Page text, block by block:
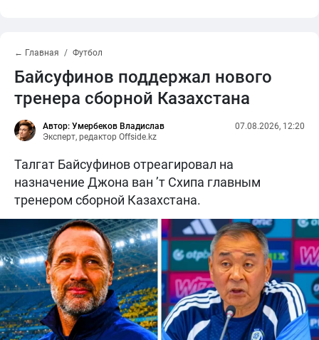
← Главная Футбол
Байсуфинов поддержал нового
тренера сборной Казахстана
Автор: Умербеков Владислав
Эксперт, редактор Offside.kz
07.08.2026, 12:20
Талгат Байсуфинов отреагировал на
назначение Джона ван ’т Схипа главным
тренером сборной Казахстана.